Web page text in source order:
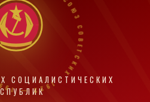
СОВЕТСКИХ · 1922 — 1991 ·
СОЦИАЛИСТИЧЕСКИХ